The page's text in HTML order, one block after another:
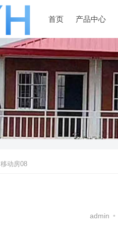
首页 产品中心
移动房08
admin •